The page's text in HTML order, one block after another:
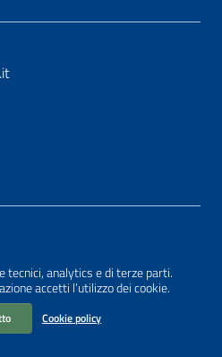
tecnici, analytics e di terze parti.
accetti l’utilizzo dei cookie.
Cookie policy
|Tema grafico ItaliaWP2
per siti PA di AgID